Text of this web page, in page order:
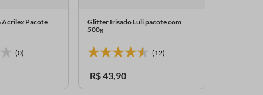
Acrilex Pacote
(0)
Glitter Irisado Luli pacote com
500g
(12)
R$43,90